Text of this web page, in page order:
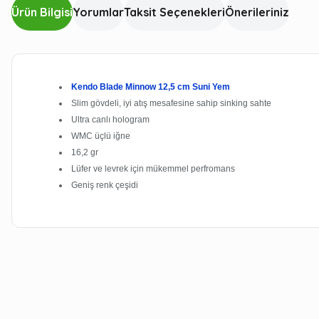
Ürün BilgisiYorumlarTaksit SeçenekleriÖnerileriniz
Kendo Blade Minnow 12,5 cm Suni Yem
Slim gövdeli, iyi atış mesafesine sahip sinking sahte
Ultra canlı hologram
WMC üçlü iğne
16,2 gr
Lüfer ve levrek için mükemmel perfromans
Geniş renk çeşidi